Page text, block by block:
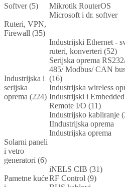
Softver (5)
Mikrotik RouterOS
Microsoft i dr. softver
Ruteri, VPN,
Firewall (35)
Industrijska i
serijska
oprema (224)
Industrijski Ethernet -
ruteri, konverteri (52)
Serijska oprema
485/ Modbus/ CAN
(16)
Industrijska wireless
Industrijski i
Remote I/O (11)
Industrijsko kabliranje
IIndustrijska oprema
Industrijska oprema
Solarni paneli
i vetro
generatori (6)
Pametne kuće
iNELS CIB (31)
RF Control (9)